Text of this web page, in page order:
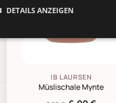
IB LAURSEN
Müslischale Mynte
DETAILS ANZEIGEN